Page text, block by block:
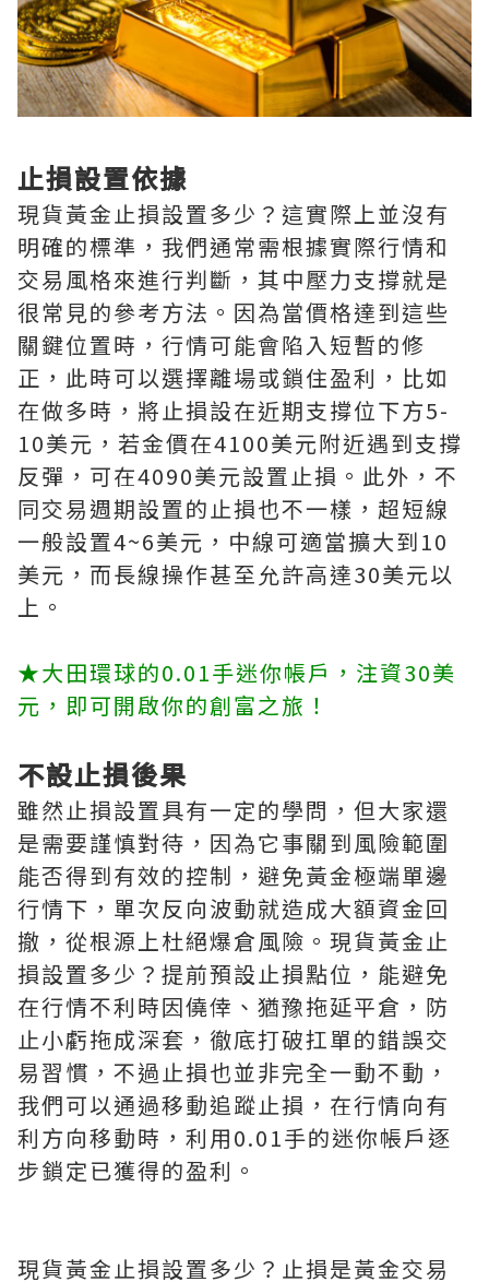
止損設置依據
現貨黃金止損設置多少？這實際上並沒有
明確的標準，我們通常需根據實際行情和
交易風格來進行判斷，其中壓力支撐就是
很常見的參考方法。因為當價格達到這些
關鍵位置時，行情可能會陷入短暫的修
正，此時可以選擇離場或鎖住盈利，比如
在做多時，將止損設在近期支撐位下方5-
10美元，若金價在4100美元附近遇到支撐
反彈，可在4090美元設置止損。此外，不
同交易週期設置的止損也不一樣，超短線
一般設置4~6美元，中線可適當擴大到10
美元，而長線操作甚至允許高達30美元以
上。
★大田環球的0.01手迷你帳戶，注資30美
元，即可開啟你的創富之旅！
不設止損後果
雖然止損設置具有一定的學問，但大家還
是需要謹慎對待，因為它事關到風險範圍
能否得到有效的控制，避免黃金極端單邊
行情下，單次反向波動就造成大額資金回
撤，從根源上杜絕爆倉風險。現貨黃金止
損設置多少？提前預設止損點位，能避免
在行情不利時因僥倖、猶豫拖延平倉，防
止小虧拖成深套，徹底打破扛單的錯誤交
易習慣，不過止損也並非完全一動不動，
我們可以通過移動追蹤止損，在行情向有
利方向移動時，利用0.01手的迷你帳戶逐
步鎖定已獲得的盈利。
現貨黃金止損設置多少？止損是黃金交易